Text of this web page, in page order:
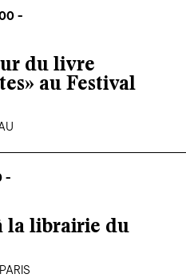
-
du livre
au Festival
-
la librairie du